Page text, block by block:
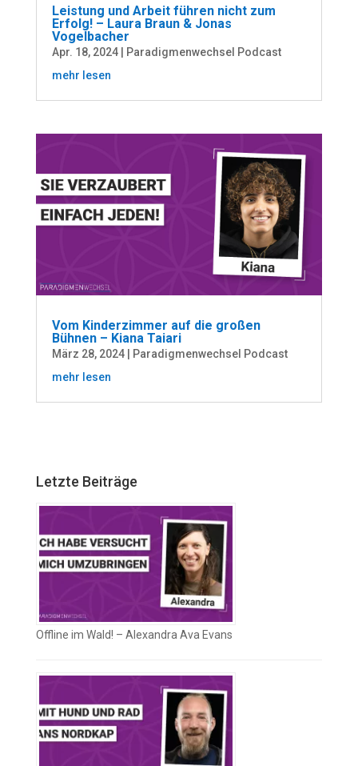
Leistung und Arbeit führen nicht zum
Erfolg! – Laura Braun & Jonas
Vogelbacher
Apr. 18, 2024|
Paradigmenwechsel Podcast
mehr lesen
Vom Kinderzimmer auf die großen
Bühnen – Kiana Taiari
März 28, 2024|
Paradigmenwechsel Podcast
mehr lesen
Letzte Beiträge
Offline im Wald! – Alexandra Ava Evans